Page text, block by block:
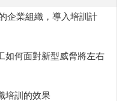
企業組織，導入培訓計
如何面對新型威脅將左右
培訓的效果